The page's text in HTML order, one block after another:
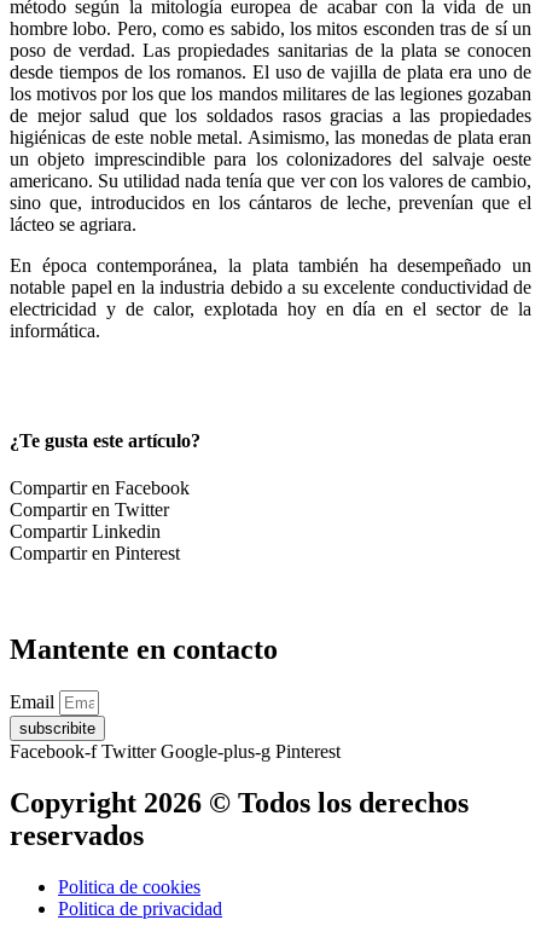
método según la mitología europea de acabar con la vida de un
hombre lobo. Pero, como es sabido, los mitos esconden tras de sí un
poso de verdad. Las propiedades sanitarias de la plata se conocen
desde tiempos de los romanos. El uso de vajilla de plata era uno de
los motivos por los que los mandos militares de las legiones gozaban
de mejor salud que los soldados rasos gracias a las propiedades
higiénicas de este noble metal. Asimismo, las monedas de plata eran
un objeto imprescindible para los colonizadores del salvaje oeste
americano. Su utilidad nada tenía que ver con los valores de cambio,
sino que, introducidos en los cántaros de leche, prevenían que el
lácteo se agriara.
En época contemporánea, la plata también ha desempeñado un
notable papel en la industria debido a su excelente conductividad de
electricidad y de calor, explotada hoy en día en el sector de la
informática.
¿Te gusta este artículo?
Compartir en Facebook
Compartir en Twitter
Compartir Linkedin
Compartir en Pinterest
Mantente en contacto
Email
subscribite
Facebook-f Twitter Google-plus-g Pinterest
Copyright 2026 © Todos los derechos
reservados
Politica de cookies
Politica de privacidad